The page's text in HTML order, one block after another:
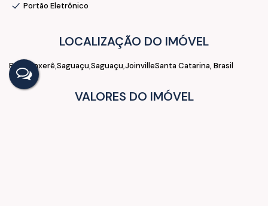
Portão Eletrônico
LOCALIZAÇÃO DO IMÓVEL
Rua Xanxerê Saguaçu Saguaçu JoinvilleSanta Catarina, Brasil
VALORES DO IMÓVEL